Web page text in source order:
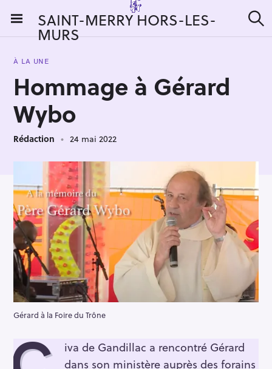
i
SAINT-MERRY HORS-LES-
MURS e
À LA UNE
Hommage à Gérard
Wybo
Rédaction 24 mai 2022
Gérard à la Foire du Trône
iva de Gandillac a rencontré Gérard
dans son ministère auprès des forains